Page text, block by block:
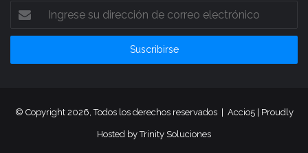
Ingrese
su
dirección
correo
© Copyright 2026, Todos los derechos reservados | Accio5| Proudly
Hosted byTrinity Soluciones